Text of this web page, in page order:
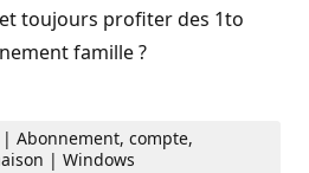
toujours profiter des 1to
famille ?
Abonnement, compte,
| Windows